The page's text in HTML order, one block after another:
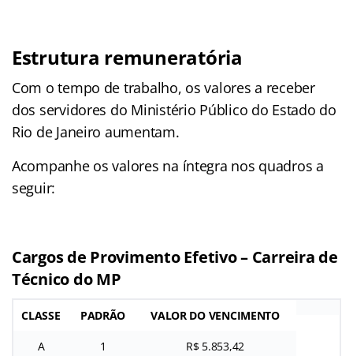
Estrutura remuneratória
Com o tempo de trabalho, os valores a receber
dos servidores do Ministério Público do Estado do
Rio de Janeiro aumentam.
Acompanhe os valores na íntegra nos quadros a
seguir:
Cargos de Provimento Efetivo – Carreira de
Técnico do MP
CLASSE PADRÃO VALOR DO VENCIMENTO
A 1 R$ 5.853,42